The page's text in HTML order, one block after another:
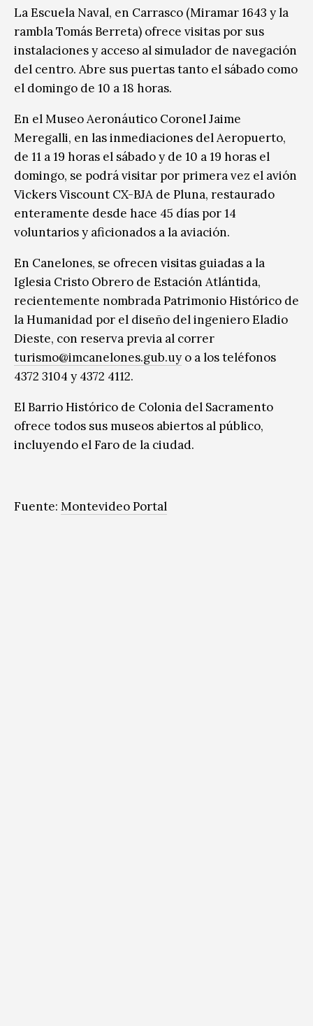
La Escuela Naval, en Carrasco (Miramar 1643 y la
rambla Tomás Berreta) ofrece visitas por sus
instalaciones y acceso al simulador de navegación
del centro. Abre sus puertas tanto el sábado como
el domingo de 10 a 18 horas.
En el Museo Aeronáutico Coronel Jaime
Meregalli, en las inmediaciones del Aeropuerto,
de 11 a 19 horas el sábado y de 10 a 19 horas el
domingo, se podrá visitar por primera vez el avión
Vickers Viscount CX-BJA de Pluna, restaurado
enteramente desde hace 45 días por 14
voluntarios y aficionados a la aviación.
En Canelones, se ofrecen visitas guiadas a la
Iglesia Cristo Obrero de Estación Atlántida,
recientemente nombrada Patrimonio Histórico de
la Humanidad por el diseño del ingeniero Eladio
Dieste, con reserva previa al correr
turismo@imcanelones.gub.uy o a los teléfonos
4372 3104 y 4372 4112.
El Barrio Histórico de Colonia del Sacramento
ofrece todos sus museos abiertos al público,
incluyendo el Faro de la ciudad.
Fuente: Montevideo Portal